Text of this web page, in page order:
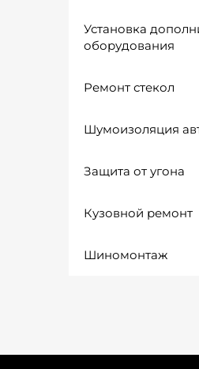
Установка
оборудования
Ремонт стекол
Шумоизоляция
Защита от угона
Кузовной ремонт
Шиномонтаж